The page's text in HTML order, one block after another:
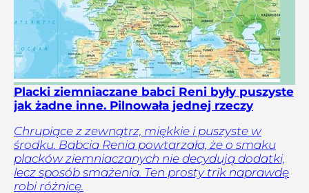
Placki ziemniaczane babci Reni były puszyste
jak żadne inne. Pilnowała jednej rzeczy
Chrupiące z zewnątrz, miękkie i puszyste w
środku. Babcia Renia powtarzała, że o smaku
placków ziemniaczanych nie decydują dodatki,
lecz sposób smażenia. Ten prosty trik naprawdę
robi różnicę.